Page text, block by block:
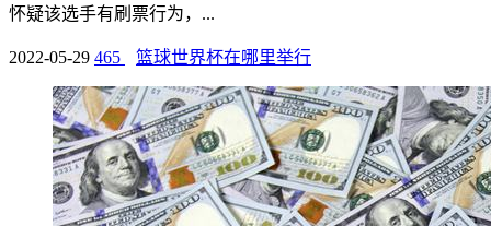
怀疑该选手有刷票行为，...
2022-05-29 465 篮球世界杯在哪里举行